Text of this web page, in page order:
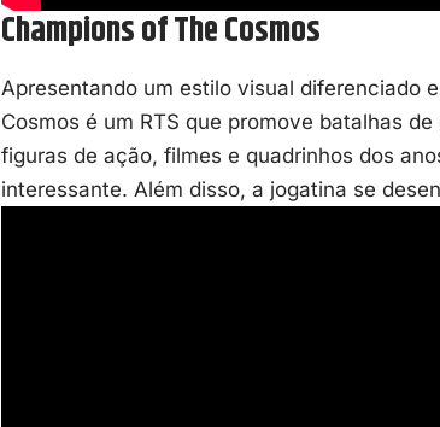
Champions of The Cosmos
Apresentando um estilo visual diferenciado
Cosmos é um RTS que promove batalhas
figuras de ação, filmes e quadrinhos dos
interessante. Além disso, a jogatina se